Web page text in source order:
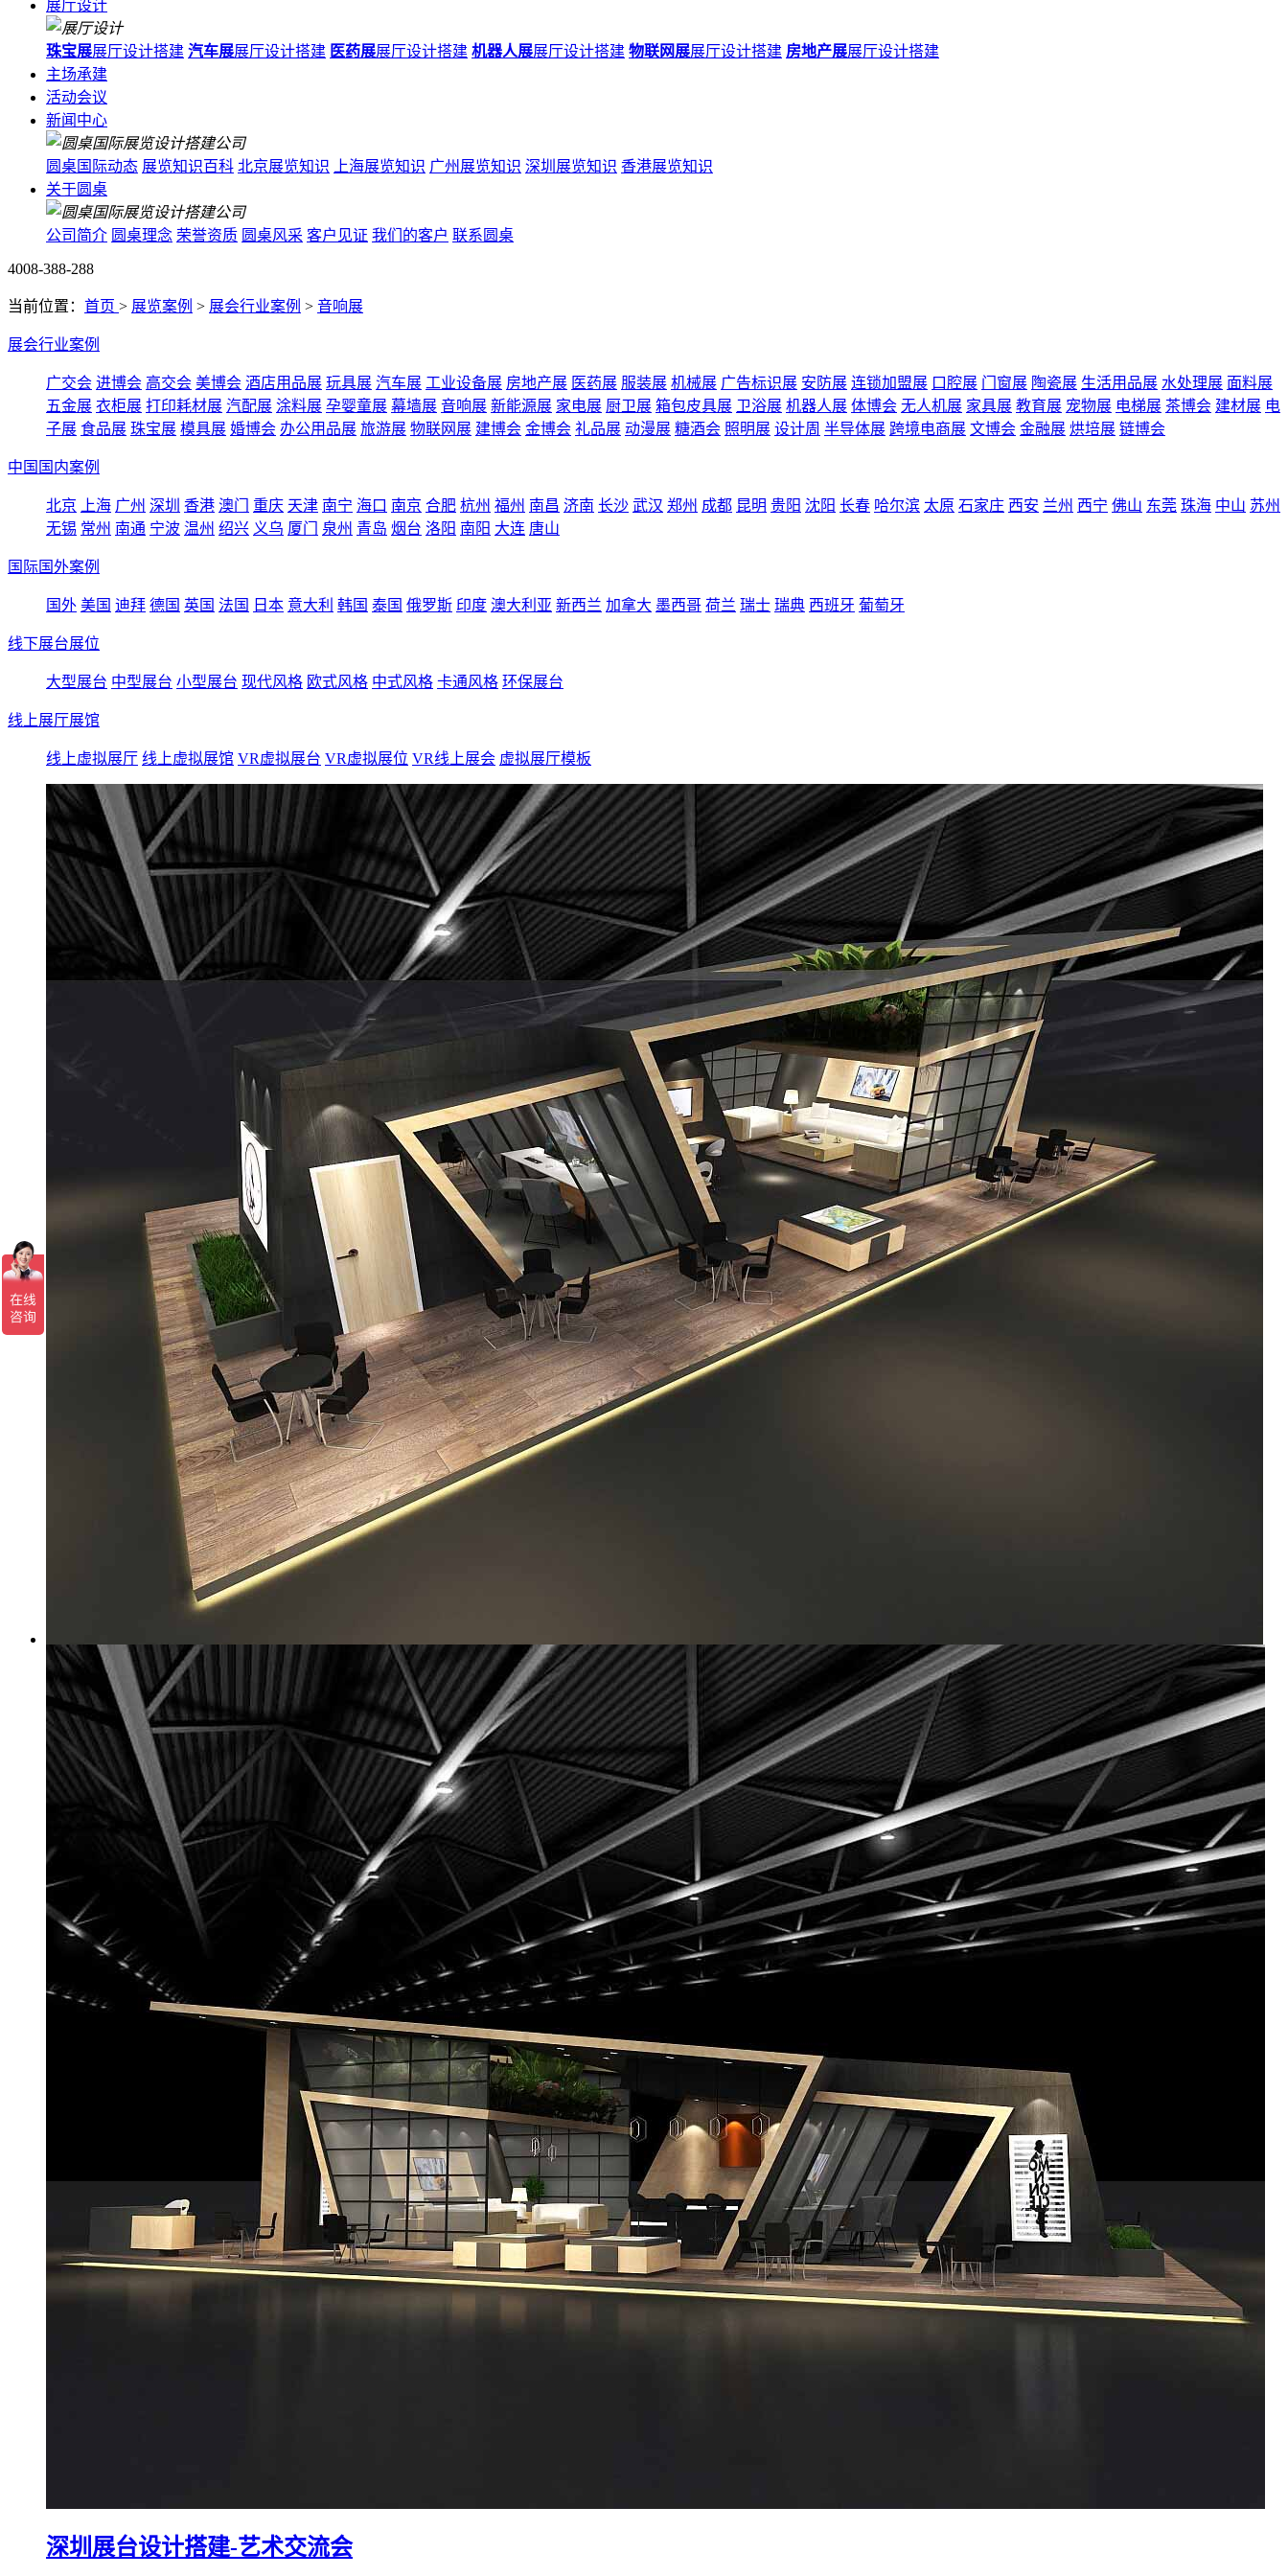
展厅设计
珠宝展展厅设计搭建 汽车展展厅设计搭建 医药展展厅设计搭建 机器人展展厅设计搭建 物联网展展厅设计搭建 房地产展展厅设计搭建
主场承建
活动会议
新闻中心
圆桌国际动态 展览知识百科 北京展览知识 上海展览知识 广州展览知识 深圳展览知识 香港展览知识
关于圆桌
公司简介 圆桌理念 荣誉资质 圆桌风采 客户见证 我们的客户 联系圆桌
4008-388-288
当前位置： 首页 > 展览案例 > 展会行业案例 > 音响展
展会行业案例
广交会 进博会 高交会 美博会 酒店用品展 玩具展 汽车展 工业设备展 房地产展 医药展 服装展 机械展 广告标识展 安防展 连锁加盟展 口腔展 门窗展 陶瓷展 生活用品展 水处理展 面料展
五金展 衣柜展 打印耗材展 汽配展 涂料展 孕婴童展 幕墙展 音响展 新能源展 家电展 厨卫展 箱包皮具展 卫浴展 机器人展 体博会 无人机展 家具展 教育展 宠物展 电梯展 茶博会 建材展 电
子展 食品展 珠宝展 模具展 婚博会 办公用品展 旅游展 物联网展 建博会 金博会 礼品展 动漫展 糖酒会 照明展 设计周 半导体展 跨境电商展 文博会 金融展 烘培展 链博会
中国国内案例
北京 上海 广州 深圳 香港 澳门 重庆 天津 南宁 海口 南京 合肥 杭州 福州 南昌 济南 长沙 武汉 郑州 成都 昆明 贵阳 沈阳 长春 哈尔滨 太原 石家庄 西安 兰州 西宁 佛山 东莞 珠海 中山 苏州
无锡 常州 南通 宁波 温州 绍兴 义乌 厦门 泉州 青岛 烟台 洛阳 南阳 大连 唐山
国际国外案例
国外 美国 迪拜 德国 英国 法国 日本 意大利 韩国 泰国 俄罗斯 印度 澳大利亚 新西兰 加拿大 墨西哥 荷兰 瑞士 瑞典 西班牙 葡萄牙
线下展台展位
大型展台 中型展台 小型展台 现代风格 欧式风格 中式风格 卡通风格 环保展台
线上展厅展馆
线上虚拟展厅 线上虚拟展馆 VR虚拟展台 VR虚拟展位 VR线上展会 虚拟展厅模板
深圳展台设计搭建-艺术交流会